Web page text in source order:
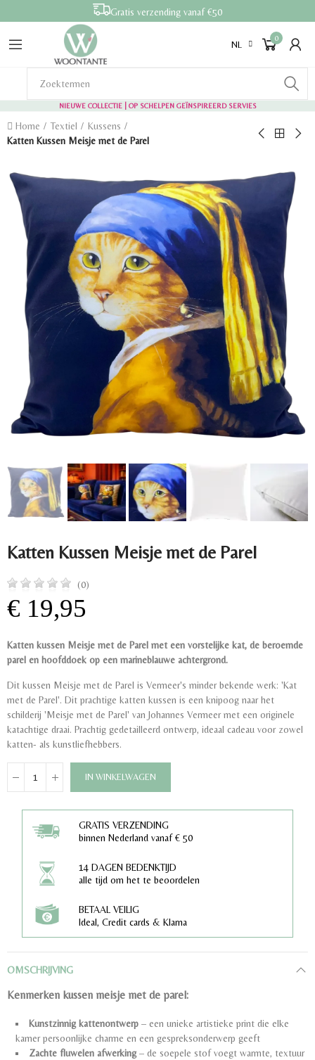
Gratis verzending vanaf €50
NL
0
NIEUWE COLLECTIE | OP SCHELPEN GEÏNSPIREERD SERVIES
Home Textiel
Kussens
Katten Kussen Meisje met de Parel
Katten Kussen Meisje met de Parel
(0)
€ 19,95
Katten kussen Meisje met de Parel met een vorstelijke kat, de beroemde
parel en hoofddoek op een marineblauwe achtergrond.
Dit kussen Meisje met de Parel is Vermeer's minder bekende werk: 'Kat
met de Parel'. Dit prachtige katten kussen is een knipoog naar het
schilderij 'Meisje met de Parel' van Johannes Vermeer met een originele
katachtige draai. Prachtig gedetailleerd ontwerp, ideaal cadeau voor zowel
katten- als kunstliefhebbers.
IN WINKELWAGEN
GRATIS VERZENDING
binnen Nederland vanaf € 50
14 DAGEN BEDENKTIJD
alle tijd om het te beoordelen
BETAAL VEILIG
Ideal, Credit cards & Klarna
OMSCHRIJVING
Kenmerken kussen meisje met de parel:
Kunstzinnig kattenontwerp – een unieke artistieke print die elke
kamer persoonlijke charme en een gespreksonderwerp geeft
Zachte fluwelen afwerking– de soepele stof voegt warmte, textuur